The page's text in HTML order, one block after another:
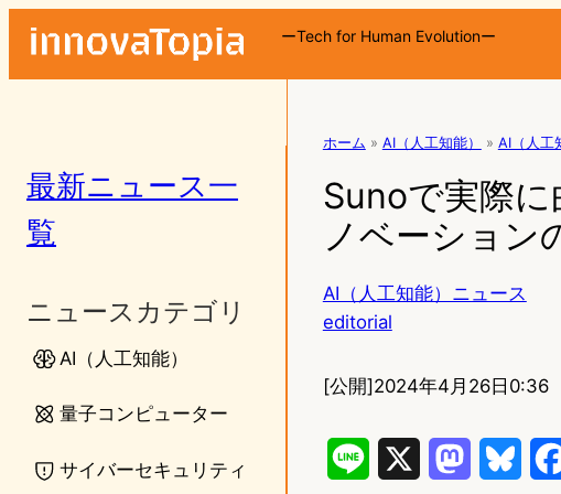
ーTech for Human Evolutionー
最新ニュース一
覧
ニュースカテゴリ
AI（人工知能）
量子コンピューター
サイバーセキュリティ
ホーム » AI（人工知能） » AI（人工
Sunoで実際
ノベーション
AI（人工知能）ニュース
editorial
[公開]2024年4月26日0:36